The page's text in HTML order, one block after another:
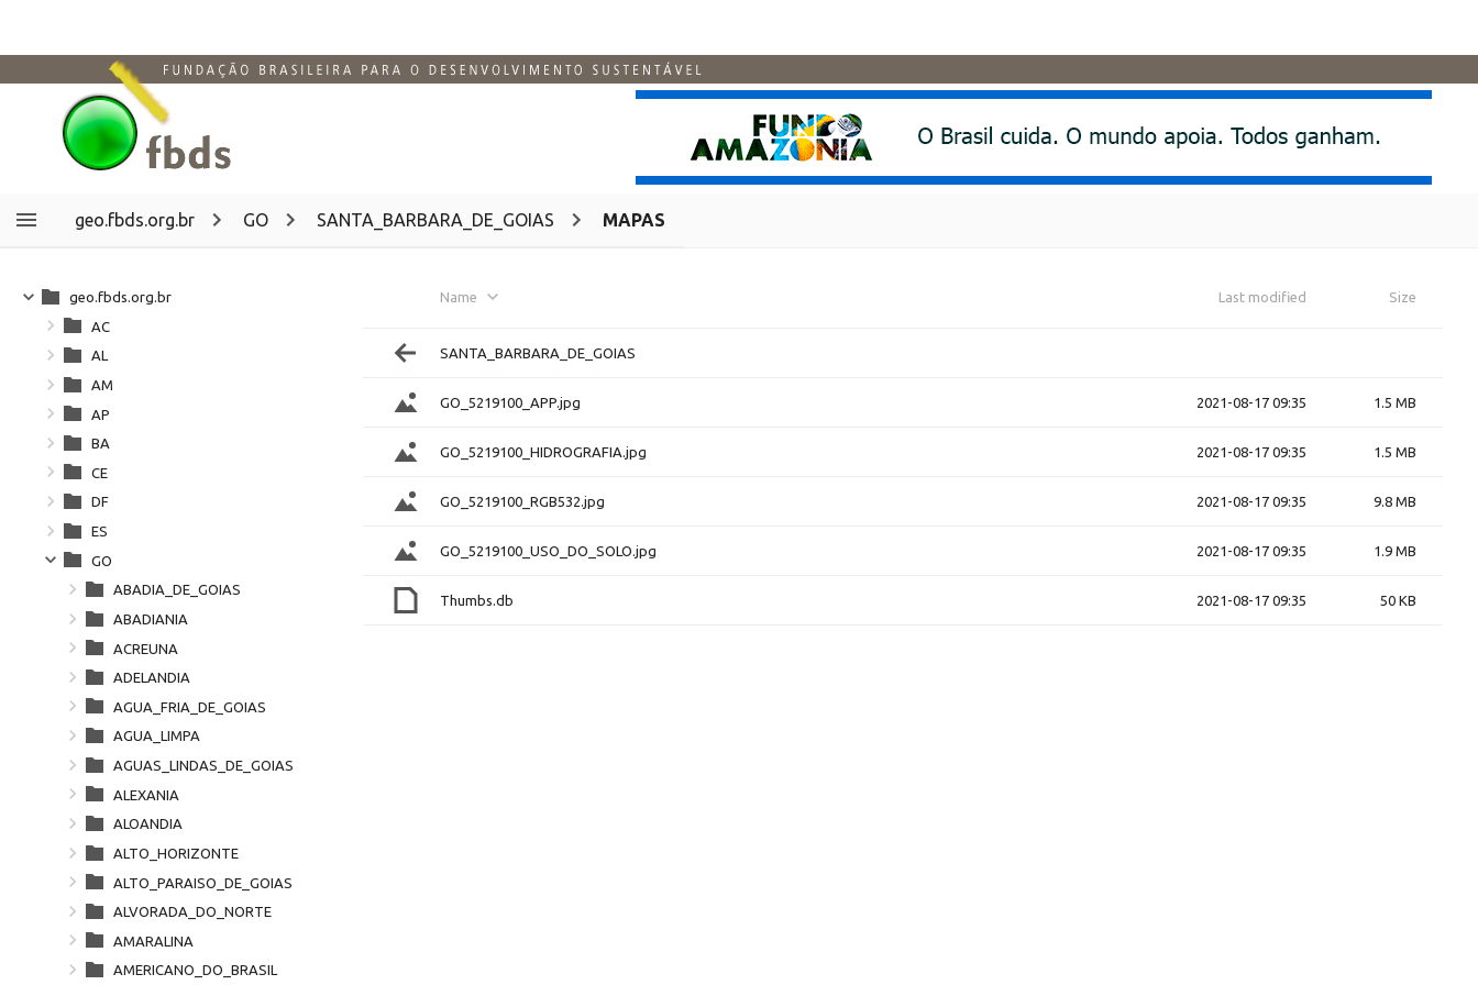
geo.fbds.org.br GO SANTA_BARBARA_DE_GOIAS MAPAS
Name Last modified Size
SANTA_BARBARA_DE_GOIAS
GO_5219100_APP.jpg 2021-08-17 09:35 1.5 MB
GO_5219100_HIDROGRAFIA.jpg 2021-08-17 09:35 1.5 MB
GO_5219100_RGB532.jpg 2021-08-17 09:35 9.8 MB
GO_5219100_USO_DO_SOLO.jpg 2021-08-17 09:35 1.9 MB
Thumbs.db 2021-08-17 09:35 50 KB
geo.fbds.org.br
AC
AL
AM
AP
BA
CE
DF
ES
GO
ABADIA_DE_GOIAS
ABADIANIA
ACREUNA
ADELANDIA
AGUA_FRIA_DE_GOIAS
AGUA_LIMPA
AGUAS_LINDAS_DE_GOIAS
ALEXANIA
ALOANDIA
ALTO_HORIZONTE
ALTO_PARAISO_DE_GOIAS
ALVORADA_DO_NORTE
AMARALINA
AMERICANO_DO_BRASIL